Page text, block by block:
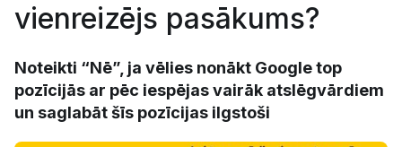
vienreizējs pasākums?
Noteikti “Nē”, ja vēlies nonākt Google top
pozīcijās ar pēc iespējas vairāk atslēgvārdiem
un saglabāt šīs pozīcijas ilgstoši